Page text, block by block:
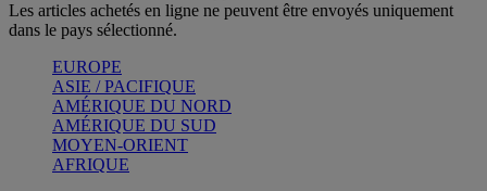
Les articles achetés en ligne ne peuvent être envoyés uniquement
dans le pays sélectionné.
EUROPE
ASIE / PACIFIQUE
AMÉRIQUE DU NORD
AMÉRIQUE DU SUD
MOYEN-ORIENT
AFRIQUE